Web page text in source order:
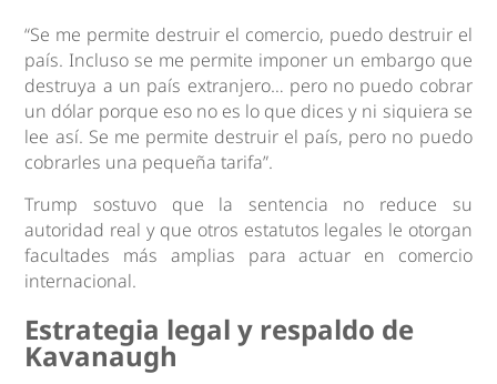
“Se me permite destruir el comercio, puedo destruir el
país. Incluso se me permite imponer un embargo que
destruya a un país extranjero… pero no puedo cobrar
un dólar porque eso no es lo que dices y ni siquiera se
lee así. Se me permite destruir el país, pero no puedo
cobrarles una pequeña tarifa”.
Trump sostuvo que la sentencia no reduce su
autoridad real y que otros estatutos legales le otorgan
facultades más amplias para actuar en comercio
internacional.
Estrategia legal y respaldo de
Kavanaugh